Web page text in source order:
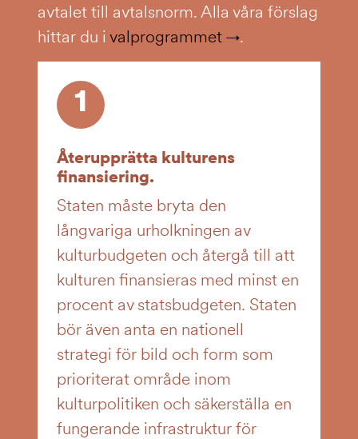
avtalet till avtalsnorm. Alla våra förslag
hittar du i valprogrammet .
1
Återupprätta kulturens
finansiering.
Staten måste bryta den
långvariga urholkningen av
kulturbudgeten och återgå till att
kulturen finansieras med minst en
procent av statsbudgeten. Staten
bör även anta en nationell
strategi för bild och form som
prioriterat område inom
kulturpolitiken och säkerställa en
fungerande infrastruktur för